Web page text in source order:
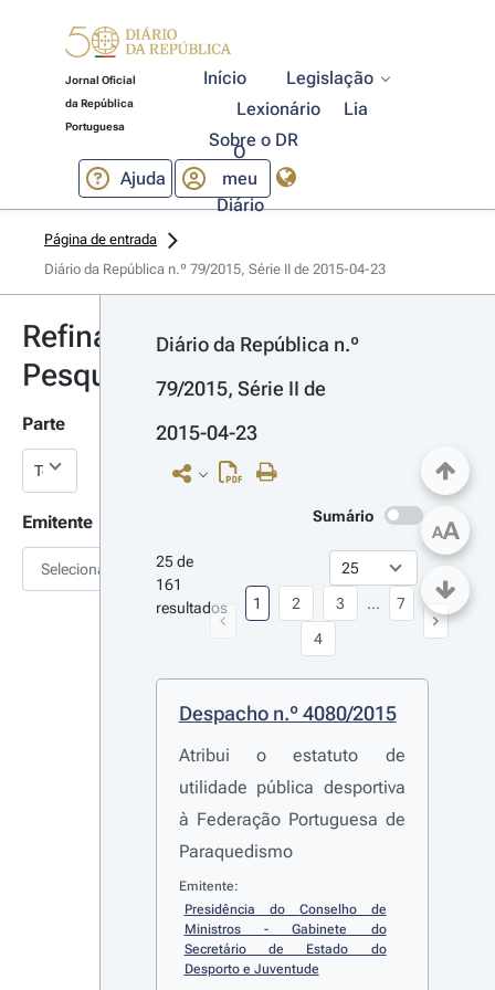
Jornal Oficial
da República
Portuguesa
Início
Legislação
Lexionário
Lia
Sobre o DR
Ajuda
O
meu
Diário
Página de entrada
Diário da República n.º 79/2015, Série II de 2015-04-23
Refinar
Pesquisa
Parte
Emitente
Selecionar
Diário da República n.º
79/2015, Série II de
2015-04-23
Sumário
25 de
161
resultados
1 2
3
4
... 7
Despacho n.º 4080/2015
Atribui o estatuto de
utilidade pública desportiva
à Federação Portuguesa de
Paraquedismo
Emitente:
Presidência do Conselho de
Ministros - Gabinete do
Secretário de Estado do
Desporto e Juventude
AA